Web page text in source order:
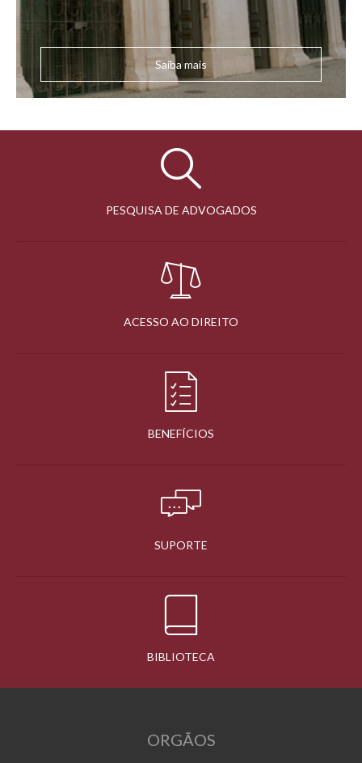
Saiba mais
PESQUISA DE ADVOGADOS
ACESSO AO DIREITO
BENEFÍCIOS
SUPORTE
BIBLIOTECA
ORGÃOS